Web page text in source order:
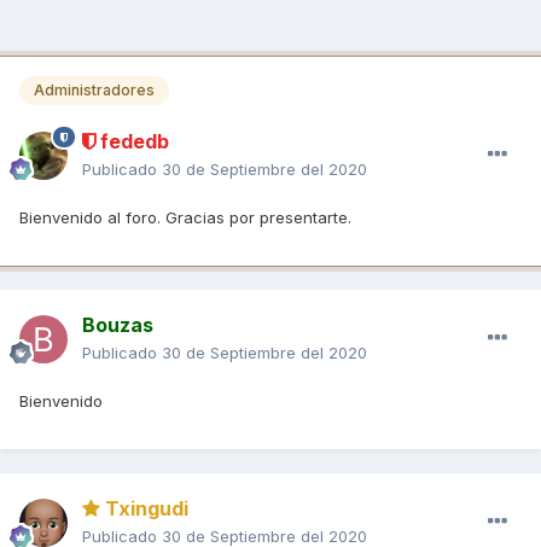
Administradores
fededb
Publicado 30 de Septiembre del 2020
Bienvenido al foro. Gracias por presentarte.
Bouzas
Publicado 30 de Septiembre del 2020
Bienvenido
Txingudi
Publicado 30 de Septiembre del 2020